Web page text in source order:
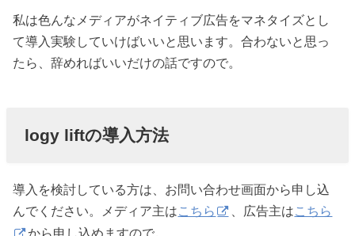
私は色んなメディアがネイティブ広告をマネタイズとし
て導入実験していけばいいと思います。合わないと思っ
たら、辞めればいいだけの話ですので。
logy liftの導入方法
導入を検討している方は、お問い合わせ画面から申し込
んでください。メディア主はこちら 、広告主はこちら